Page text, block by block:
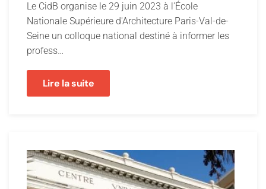
Le CidB organise le 29 juin 2023 à l'École
Nationale Supérieure d'Architecture Paris-Val-de-
Seine un colloque national destiné à informer les
profess…
Lire la suite